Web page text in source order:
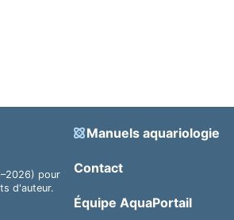
pour
d'auteur.
Manuels aquariologie
Contact
Équipe AquaPortail